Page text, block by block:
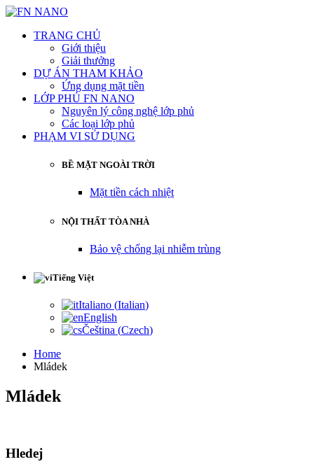
TRANG CHỦ
Giới thiệu
Giải thưởng
DỰ ÁN THAM KHẢO
Ứng dụng mặt tiền
LỚP PHỦ FN NANO
Nguyên lý công nghệ lớp phủ
Các loại lớp phủ
PHẠM VI SỬ DỤNG
BỀ MẶT NGOÀI TRỜI
Mặt tiền cách nhiệt
NỘI THẤT TÒA NHÀ
Bảo vệ chống lại nhiễm trùng
Tiếng Việt
Italiano (Italian)
English
Čeština (Czech)
Home
Mládek
Mládek
Hledej